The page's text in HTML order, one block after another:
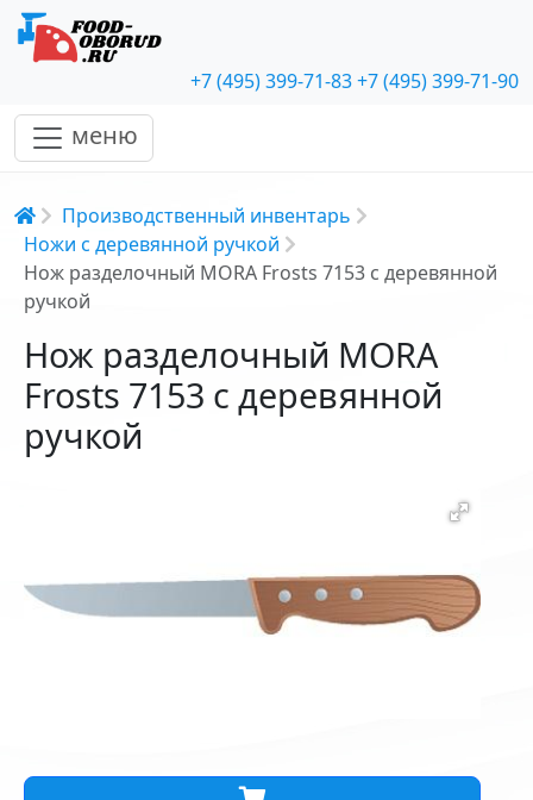
+7 (495) 399-71-83+7 (495) 399-71-90
меню
Строка навигации
Производственный инвентарь
Ножи с деревянной ручкой
Нож разделочный MORA Frosts 7153 с деревянной
ручкой
Нож разделочный MORA
Frosts 7153 с деревянной
ручкой